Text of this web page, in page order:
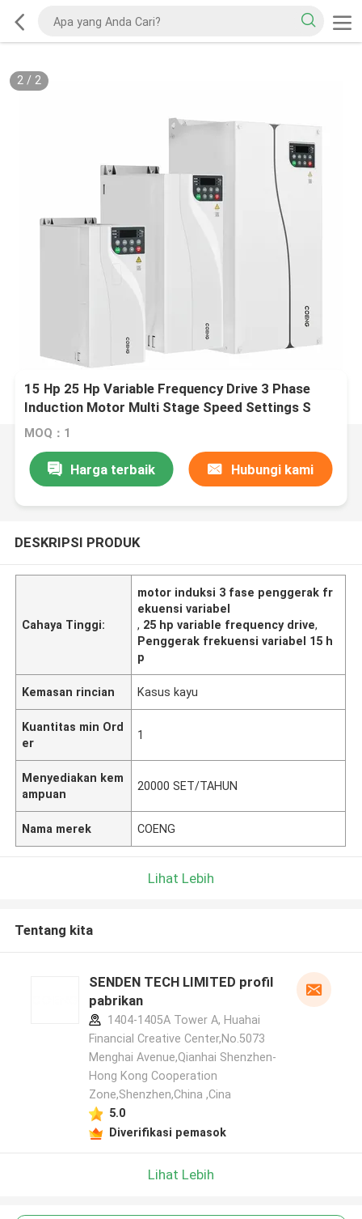
2/ 2
15 Hp 25 Hp Variable Frequency Drive 3 Phase
Induction Motor Multi Stage Speed Settings S
Kecepatan kurva
MOQ：1
Harga terbaik Hubungi kami
DESKRIPSI PRODUK
Cahaya Tinggi:
motor induksi 3 fase penggerak fr
ekuensi variabel
, 25 hp variable frequency drive,
Penggerak frekuensi variabel 15 h
p
Kemasan rincian Kasus kayu
Kuantitas min Ord
er
1
Menyediakan kem
ampuan
20000 SET/TAHUN
Nama merek COENG
Lihat Lebih
Tentang kita
SENDEN TECH LIMITED profil
pabrikan
1404-1405A Tower A, Huahai
Financial Creative Center,No.5073
Menghai Avenue,Qianhai Shenzhen-
Hong Kong Cooperation
Zone,Shenzhen,China ,Cina
5.0
Diverifikasi pemasok
Lihat Lebih